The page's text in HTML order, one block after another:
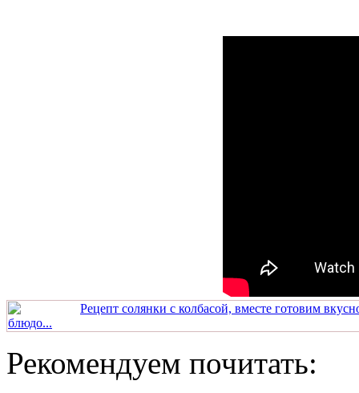
Рецепт солянки с колбасой, вместе готовим
блюдо...
Рекомендуем почитать: